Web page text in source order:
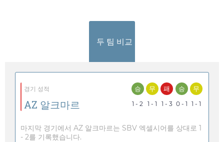
두 팀 비교
경기 성적
AZ 알크마르
승
1 - 2
무
1 - 1
패
1 - 3
승
0 - 1
무
1 - 1
마지막 경기에서 AZ 알크마르는 SBV 엑셀시어를 상대로 1
- 2를 기록했습니다.